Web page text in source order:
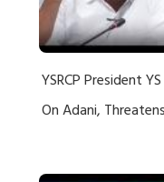
YSRCP President
On Adani,